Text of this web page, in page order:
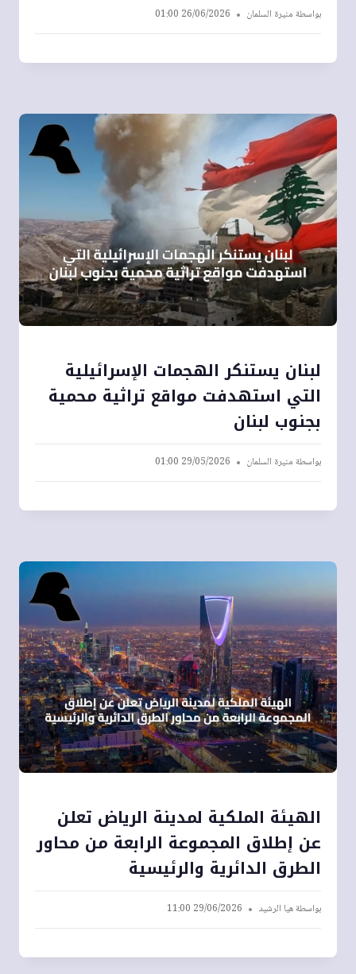
بواسطةمنيرة السلمان 26/06/2026 01:00
لبنان يستنكر الهجمات الإسرائيلية
التي استهدفت مواقع تراثية محمية
بجنوب لبنان
بواسطةمنيرة السلمان 29/05/2026 01:00
الهيئة الملكية لمدينة الرياض تعلن
عن إطلاق المجموعة الرابعة من محاور
الطرق الدائرية والرئيسية
بواسطةهيا الرشيد 29/06/2026 11:00